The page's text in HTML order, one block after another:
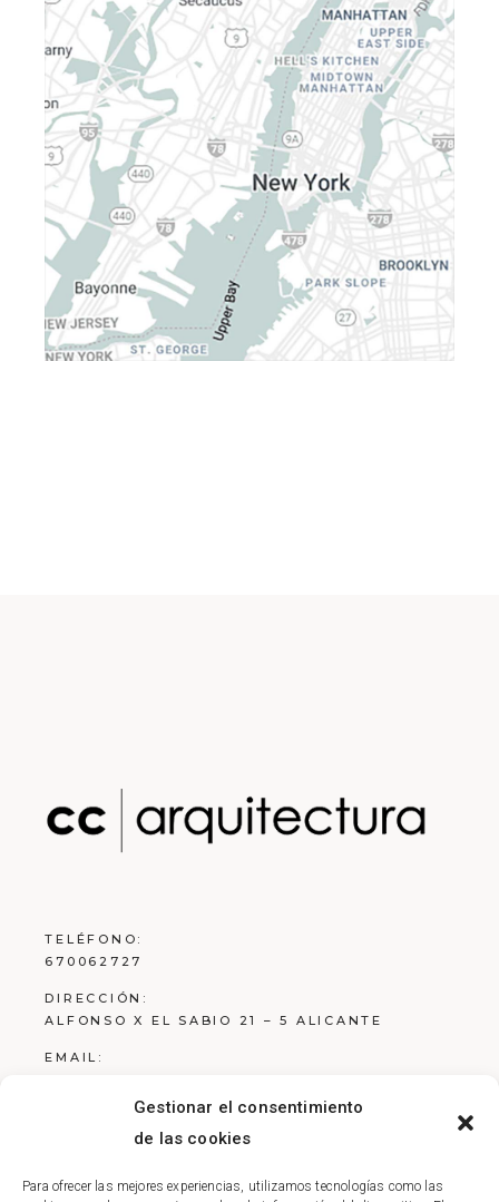
Gestionar el consentimiento
de las cookies
Para ofrecer las mejores experiencias, utilizamos tecnologías como las
TELÉFONO:
670062727
DIRECCIÓN:
ALFONSO X EL SABIO 21 – 5 ALICANTE
EMAIL: